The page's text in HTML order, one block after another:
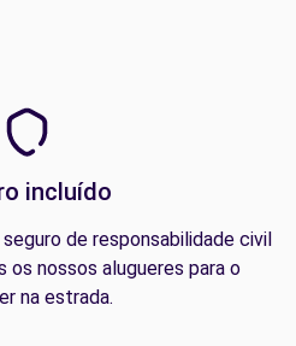
incluído
de responsabilidade civil
nossos alugueres para o
na estrada.